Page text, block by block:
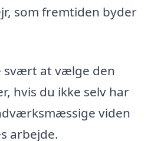
som fremtiden byder
svært at vælge den
hvis du ikke selv har
viden
arbejde.